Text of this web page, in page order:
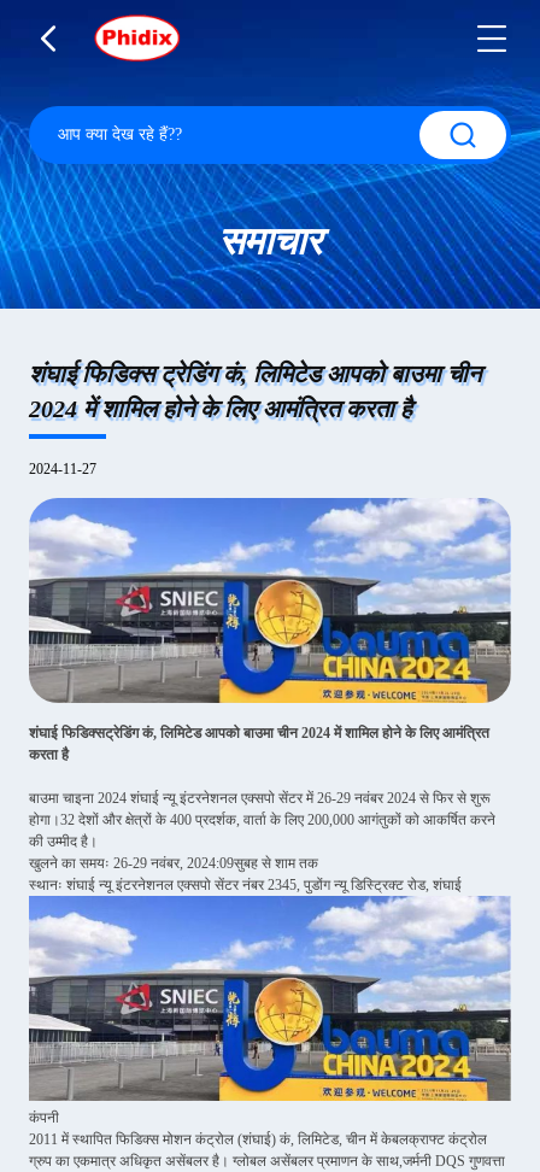
समाचार
शंघाई फिडिक्स ट्रेडिंग कं, लिमिटेड आपको बाउमा चीन
2024 में शामिल होने के लिए आमंत्रित करता है
2024-11-27
शंघाई फिडिक्सट्रेडिंग कं, लिमिटेड आपको बाउमा चीन 2024 में शामिल होने के लिए आमंत्रित
करता है
बाउमा चाइना 2024 शंघाई न्यू इंटरनेशनल एक्सपो सेंटर में 26-29 नवंबर 2024 से फिर से शुरू
होगा।32 देशों और क्षेत्रों के 400 प्रदर्शक, वार्ता के लिए 200,000 आगंतुकों को आकर्षित करने
की उम्मीद है।
खुलने का समयः 26-29 नवंबर, 2024:09सुबह से शाम तक
स्थानः शंघाई न्यू इंटरनेशनल एक्सपो सेंटर नंबर 2345, पुडोंग न्यू डिस्ट्रिक्ट रोड, शंघाई
कंपनी
2011 में स्थापित फिडिक्स मोशन कंट्रोल (शंघाई) कं, लिमिटेड, चीन में केबलक्राफ्ट कंट्रोल
ग्रुप का एकमात्र अधिकृत असेंबलर है। ग्लोबल असेंबलर प्रमाणन के साथ,जर्मनी DQS गुणवत्ता